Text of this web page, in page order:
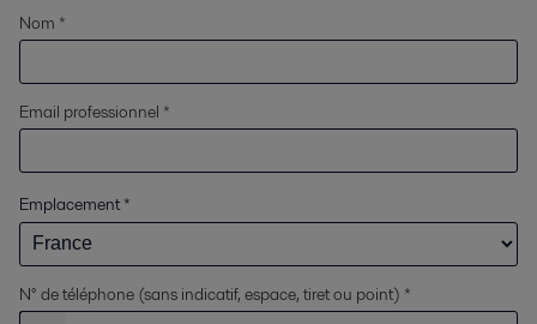
Nom *
Email professionnel *
Emplacement*
N° de téléphone (sans indicatif, espace, tiret ou point) *